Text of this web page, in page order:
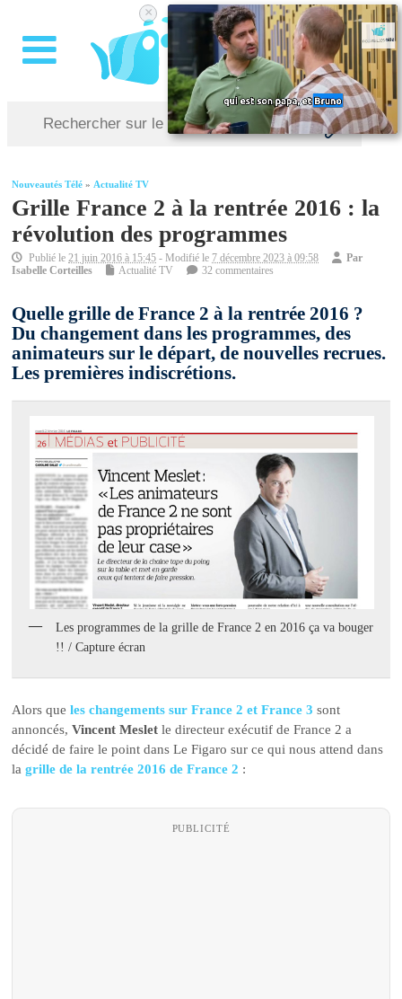
Nouveautés Télé »Actualité TV
Grille France 2 à la rentrée 2016 : la
révolution des programmes
Publié le21 juin 2016 à 15:45 - Modifié le 7 décembre 2023 à 09:58
Par
Isabelle Corteilles
Actualité TV 32 commentaires
Quelle grille de France 2 à la rentrée 2016 ?
Du changement dans les programmes, des
animateurs sur le départ, de nouvelles recrues.
Les premières indiscrétions.
Les programmes de la grille de France 2 en 2016 ça va bouger
!! / Capture écran
Alors que les changements sur France 2 et France 3 sont
annoncés,Vincent Meslet le directeur exécutif de France 2 a
décidé de faire le point dans Le Figaro sur ce qui nous attend dans
lagrille de la rentrée 2016 de France 2 :
PUBLICITÉ
×